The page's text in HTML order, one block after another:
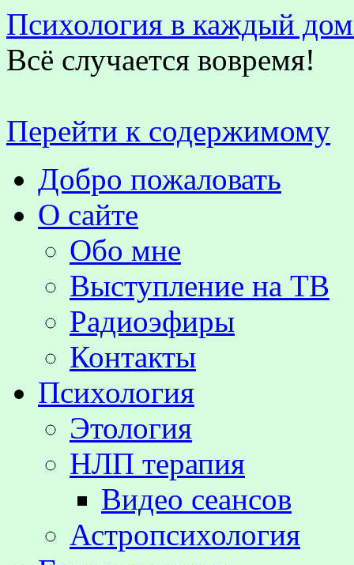
Психология в каждый
Всё случается вовремя!
Перейти к содержимому
Добро пожаловать
О сайте
Обо мне
Выступление на TВ
Радиоэфиры
Контакты
Психология
Этология
НЛП терапия
Видео сеансов
Астропсихология